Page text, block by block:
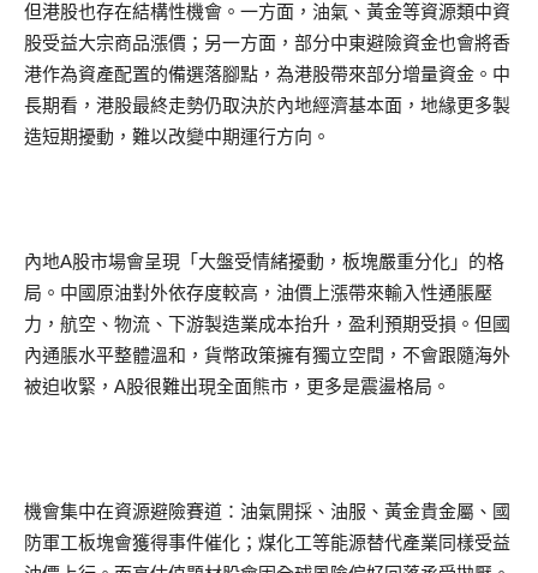
但港股也存在結構性機會。一方面，油氣、黃金等資源類中資
股受益大宗商品漲價；另一方面，部分中東避險資金也會將香
港作為資產配置的備選落腳點，為港股帶來部分增量資金。中
長期看，港股最終走勢仍取決於內地經濟基本面，地緣更多製
造短期擾動，難以改變中期運行方向。
內地A股市場會呈現「大盤受情緒擾動，板塊嚴重分化」的格
局。中國原油對外依存度較高，油價上漲帶來輸入性通脹壓
力，航空、物流、下游製造業成本抬升，盈利預期受損。但國
內通脹水平整體溫和，貨幣政策擁有獨立空間，不會跟隨海外
被迫收緊，A股很難出現全面熊市，更多是震盪格局。
機會集中在資源避險賽道：油氣開採、油服、黃金貴金屬、國
防軍工板塊會獲得事件催化；煤化工等能源替代產業同樣受益